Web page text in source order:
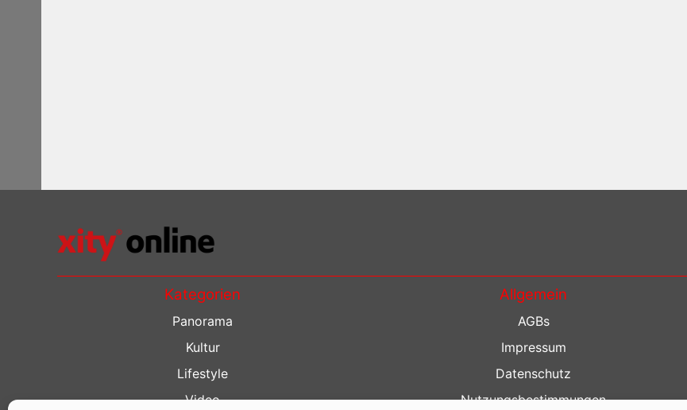
Kategorien
Panorama
Kultur
Lifestyle
Video
Allgemein
AGBs
Impressum
Datenschutz
Nutzungsbestimmungen